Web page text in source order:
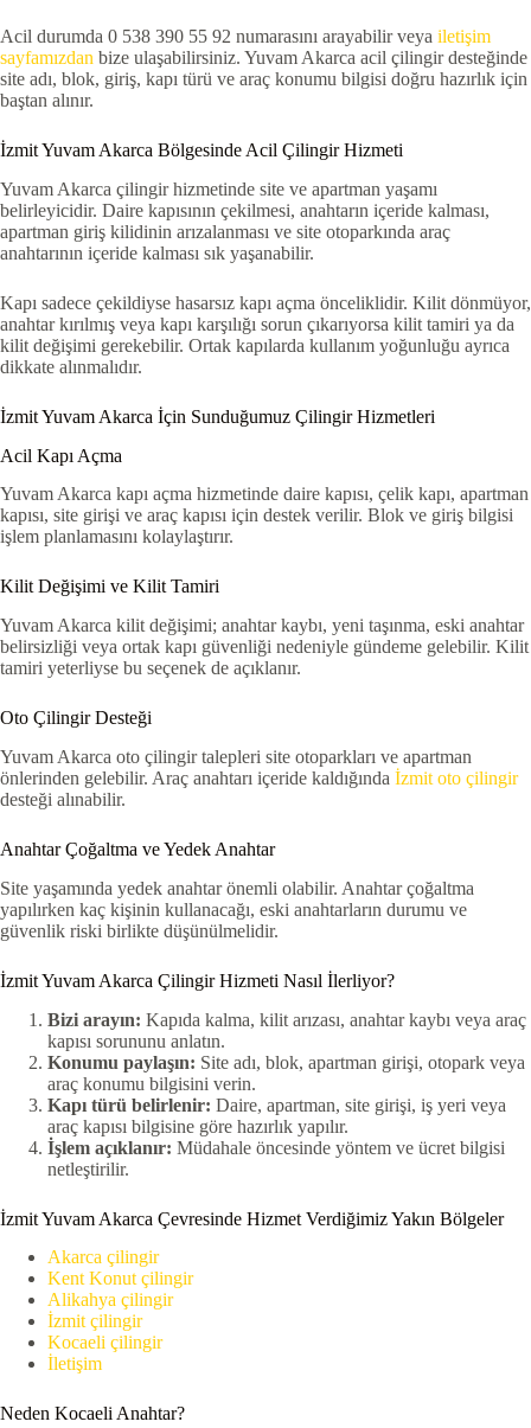
Acil durumda 0 538 390 55 92 numarasını arayabilir veya iletişim
sayfamızdan bize ulaşabilirsiniz. Yuvam Akarca acil çilingir desteğinde
site adı, blok, giriş, kapı türü ve araç konumu bilgisi doğru hazırlık için
baştan alınır.
İzmit Yuvam Akarca Bölgesinde Acil Çilingir Hizmeti
Yuvam Akarca çilingir hizmetinde site ve apartman yaşamı
belirleyicidir. Daire kapısının çekilmesi, anahtarın içeride kalması,
apartman giriş kilidinin arızalanması ve site otoparkında araç
anahtarının içeride kalması sık yaşanabilir.
Kapı sadece çekildiyse hasarsız kapı açma önceliklidir. Kilit dönmüyor,
anahtar kırılmış veya kapı karşılığı sorun çıkarıyorsa kilit tamiri ya da
kilit değişimi gerekebilir. Ortak kapılarda kullanım yoğunluğu ayrıca
dikkate alınmalıdır.
İzmit Yuvam Akarca İçin Sunduğumuz Çilingir Hizmetleri
Acil Kapı Açma
Yuvam Akarca kapı açma hizmetinde daire kapısı, çelik kapı, apartman
kapısı, site girişi ve araç kapısı için destek verilir. Blok ve giriş bilgisi
işlem planlamasını kolaylaştırır.
Kilit Değişimi ve Kilit Tamiri
Yuvam Akarca kilit değişimi; anahtar kaybı, yeni taşınma, eski anahtar
belirsizliği veya ortak kapı güvenliği nedeniyle gündeme gelebilir. Kilit
tamiri yeterliyse bu seçenek de açıklanır.
Oto Çilingir Desteği
Yuvam Akarca oto çilingir talepleri site otoparkları ve apartman
önlerinden gelebilir. Araç anahtarı içeride kaldığında İzmit oto çilingir
desteği alınabilir.
Anahtar Çoğaltma ve Yedek Anahtar
Site yaşamında yedek anahtar önemli olabilir. Anahtar çoğaltma
yapılırken kaç kişinin kullanacağı, eski anahtarların durumu ve
güvenlik riski birlikte düşünülmelidir.
İzmit Yuvam Akarca Çilingir Hizmeti Nasıl İlerliyor?
Bizi arayın: Kapıda kalma, kilit arızası, anahtar kaybı veya araç
kapısı sorununu anlatın.
Konumu paylaşın: Site adı, blok, apartman girişi, otopark veya
araç konumu bilgisini verin.
Kapı türü belirlenir: Daire, apartman, site girişi, iş yeri veya
araç kapısı bilgisine göre hazırlık yapılır.
İşlem açıklanır: Müdahale öncesinde yöntem ve ücret bilgisi
netleştirilir.
İzmit Yuvam Akarca Çevresinde Hizmet Verdiğimiz Yakın Bölgeler
Akarca çilingir
Kent Konut çilingir
Alikahya çilingir
İzmit çilingir
Kocaeli çilingir
İletişim
Neden Kocaeli Anahtar?